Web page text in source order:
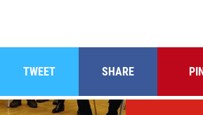
TWEET SHARE PIN